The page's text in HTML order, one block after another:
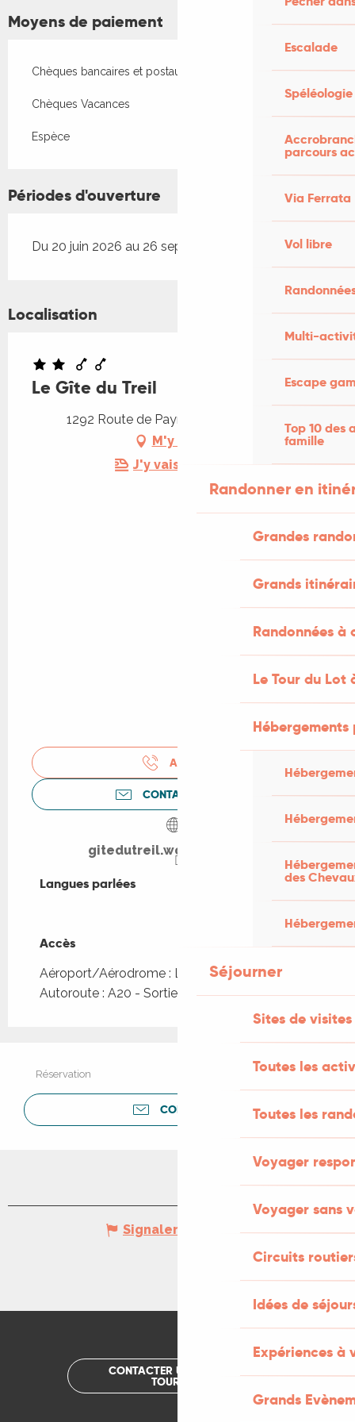
Escalade
Spéléologie
parcours
Via Ferrata
Vol libre
Multi-
Escape
Top 10 des
famille
Randonner en
Grandes
Grands
Randonnées
Le Tour du Lot
des
Séjourner
Sites de visites
Toutes les
Toutes les
Voyager
Voyager sans
Circuits
Idées de
Expériences à
Grands
Moyens de paiement
Chèques bancaires et postaux
Chèques Vacances
Espèce
Périodes d'ouverture
Du 20 juin 2026 au 26 septembre 2026
Localisation
Le Gîte du Treil
1292 Route de Payrac, 46350 Loupiac
M'y rendre
J'y vais en train !
APPELER
CONTACTEZ-NOUS
gitedutreil.wordpress.com
Langues parlées
Langues parlées
Accès
Accès
Aéroport/Aérodrome : Limoges à 153km
Autoroute : A20 - Sortie 55 ou 56
Réservation
CONTACTER
Signaler une erreur
CONTACTER UN OFFICE DE
TOURISME